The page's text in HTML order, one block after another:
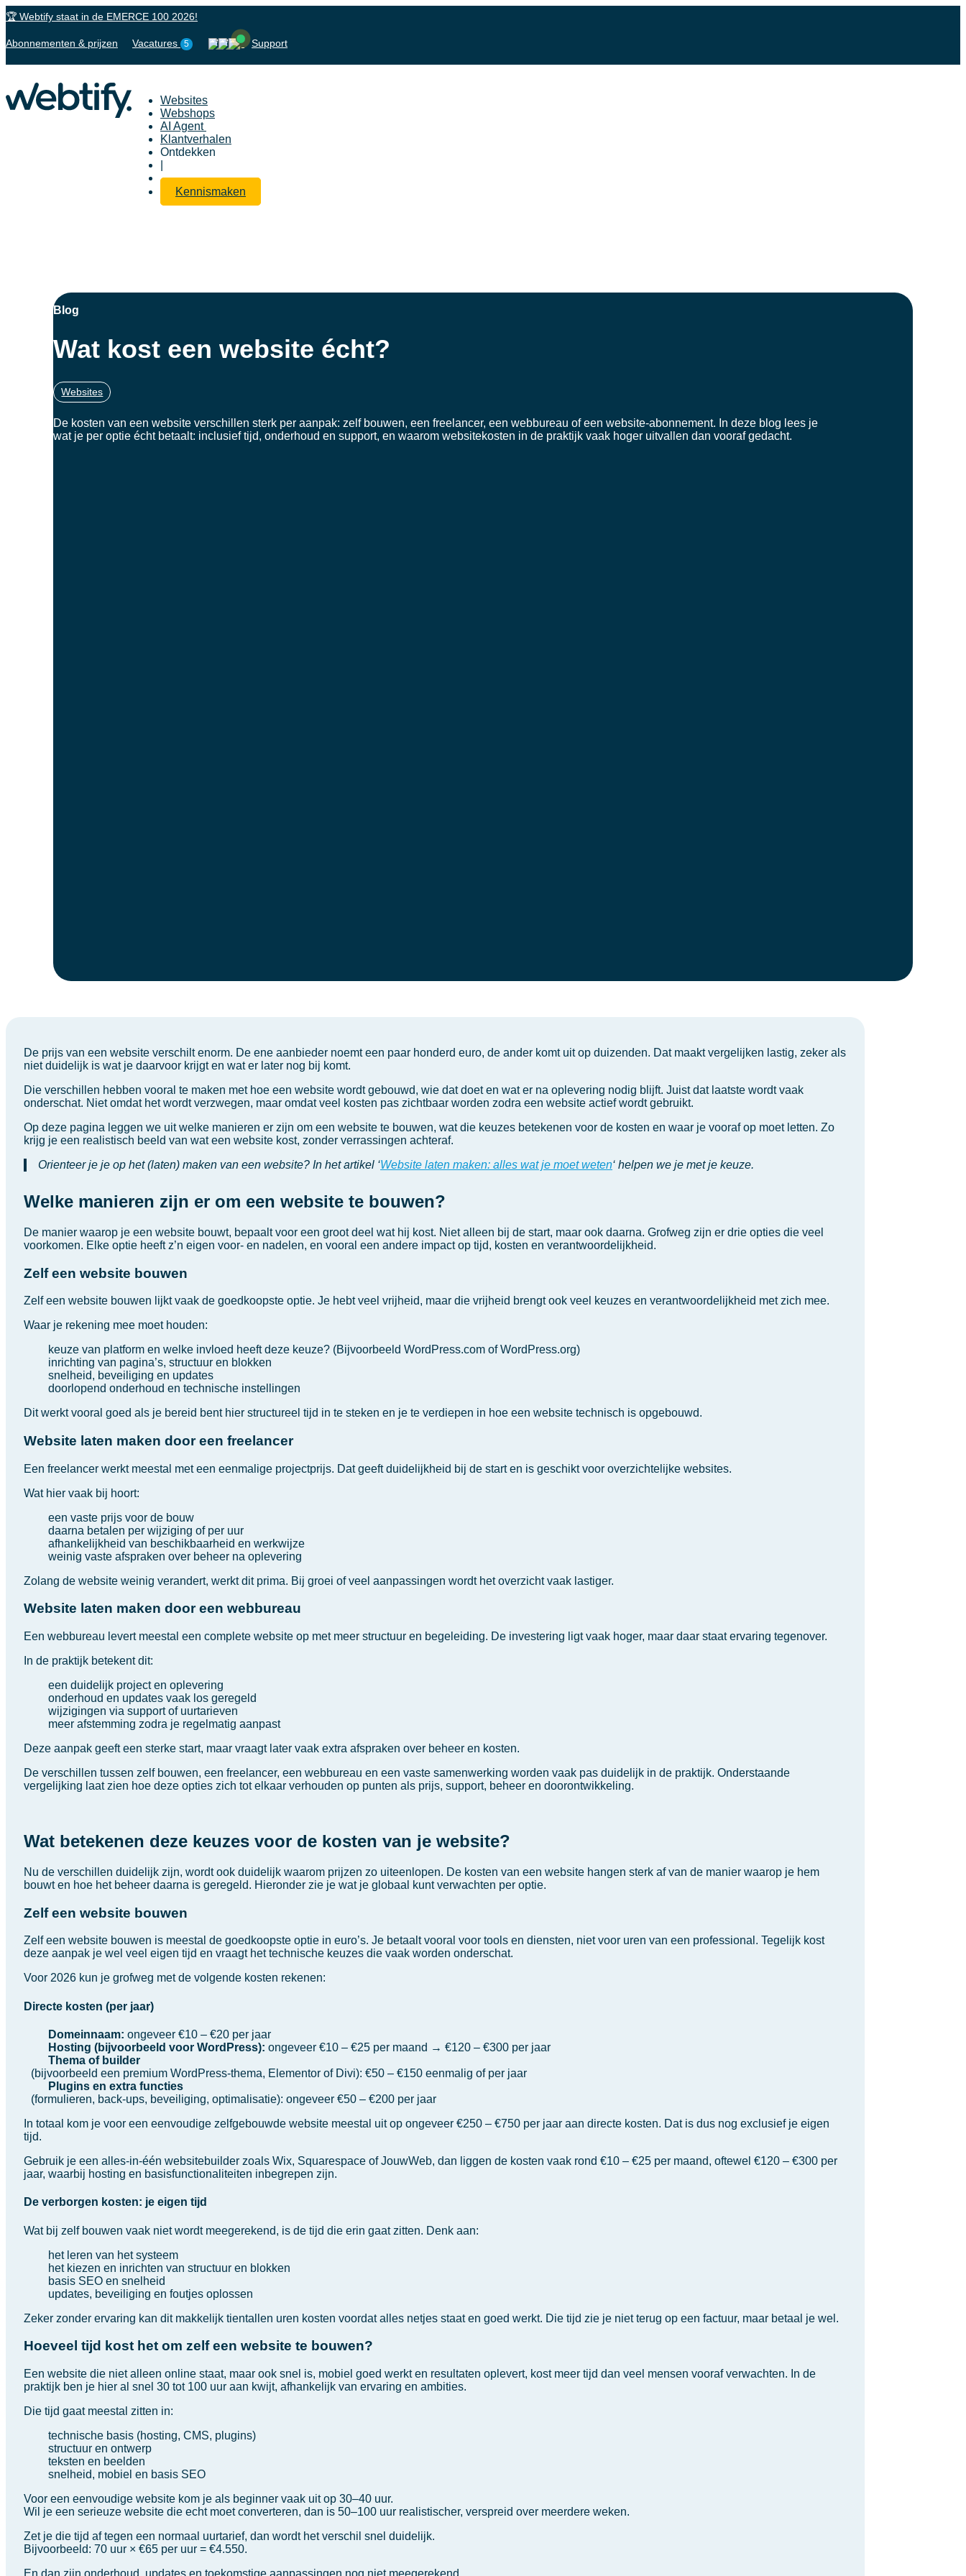
🏆 Webtify staat in de EMERCE 100 2026!
Abonnementen & prijzen Vacatures 5 Support
Websites
Webshops
AI Agent
Klantverhalen
Ontdekken
Kennismaken
Blog
Wat kost een website écht?
Websites
De kosten van een website verschillen sterk per aanpak: zelf bouwen, een freelancer, een webbureau of een website-abonnement. In deze blog lees je
wat je per optie écht betaalt: inclusief tijd, onderhoud en support, en waarom websitekosten in de praktijk vaak hoger uitvallen dan vooraf gedacht.
De prijs van een website verschilt enorm. De ene aanbieder noemt een paar honderd euro, de ander komt uit op duizenden. Dat maakt vergelijken lastig, zeker als
niet duidelijk is wat je daarvoor krijgt en wat er later nog bij komt.
Die verschillen hebben vooral te maken met hoe een website wordt gebouwd, wie dat doet en wat er na oplevering nodig blijft. Juist dat laatste wordt vaak
onderschat. Niet omdat het wordt verzwegen, maar omdat veel kosten pas zichtbaar worden zodra een website actief wordt gebruikt.
Op deze pagina leggen we uit welke manieren er zijn om een website te bouwen, wat die keuzes betekenen voor de kosten en waar je vooraf op moet letten. Zo
krijg je een realistisch beeld van wat een website kost, zonder verrassingen achteraf.
Orienteer je je op het (laten) maken van een website? In het artikel ‘Website laten maken: alles wat je moet weten‘ helpen we je met je keuze.
Welke manieren zijn er om een website te bouwen?
De manier waarop je een website bouwt, bepaalt voor een groot deel wat hij kost. Niet alleen bij de start, maar ook daarna. Grofweg zijn er drie opties die veel
voorkomen. Elke optie heeft z’n eigen voor- en nadelen, en vooral een andere impact op tijd, kosten en verantwoordelijkheid.
Zelf een website bouwen
Zelf een website bouwen lijkt vaak de goedkoopste optie. Je hebt veel vrijheid, maar die vrijheid brengt ook veel keuzes en verantwoordelijkheid met zich mee.
Waar je rekening mee moet houden:
keuze van platform en welke invloed heeft deze keuze? (Bijvoorbeeld WordPress.com of WordPress.org)
inrichting van pagina’s, structuur en blokken
snelheid, beveiliging en updates
doorlopend onderhoud en technische instellingen
Dit werkt vooral goed als je bereid bent hier structureel tijd in te steken en je te verdiepen in hoe een website technisch is opgebouwd.
Website laten maken door een freelancer
Een freelancer werkt meestal met een eenmalige projectprijs. Dat geeft duidelijkheid bij de start en is geschikt voor overzichtelijke websites.
Wat hier vaak bij hoort:
een vaste prijs voor de bouw
daarna betalen per wijziging of per uur
afhankelijkheid van beschikbaarheid en werkwijze
weinig vaste afspraken over beheer na oplevering
Zolang de website weinig verandert, werkt dit prima. Bij groei of veel aanpassingen wordt het overzicht vaak lastiger.
Website laten maken door een webbureau
Een webbureau levert meestal een complete website op met meer structuur en begeleiding. De investering ligt vaak hoger, maar daar staat ervaring tegenover.
In de praktijk betekent dit:
een duidelijk project en oplevering
onderhoud en updates vaak los geregeld
wijzigingen via support of uurtarieven
meer afstemming zodra je regelmatig aanpast
Deze aanpak geeft een sterke start, maar vraagt later vaak extra afspraken over beheer en kosten.
De verschillen tussen zelf bouwen, een freelancer, een webbureau en een vaste samenwerking worden vaak pas duidelijk in de praktijk. Onderstaande
vergelijking laat zien hoe deze opties zich tot elkaar verhouden op punten als prijs, support, beheer en doorontwikkeling.
Wat betekenen deze keuzes voor de kosten van je website?
Nu de verschillen duidelijk zijn, wordt ook duidelijk waarom prijzen zo uiteenlopen. De kosten van een website hangen sterk af van de manier waarop je hem
bouwt en hoe het beheer daarna is geregeld. Hieronder zie je wat je globaal kunt verwachten per optie.
Zelf een website bouwen
Zelf een website bouwen is meestal de goedkoopste optie in euro’s. Je betaalt vooral voor tools en diensten, niet voor uren van een professional. Tegelijk kost
deze aanpak je wel veel eigen tijd en vraagt het technische keuzes die vaak worden onderschat.
Voor 2026 kun je grofweg met de volgende kosten rekenen:
Directe kosten (per jaar)
Domeinnaam: ongeveer €10 – €20 per jaar
Hosting (bijvoorbeeld voor WordPress): ongeveer €10 – €25 per maand → €120 – €300 per jaar
Thema of builder
(bijvoorbeeld een premium WordPress-thema, Elementor of Divi): €50 – €150 eenmalig of per jaar
Plugins en extra functies
(formulieren, back-ups, beveiliging, optimalisatie): ongeveer €50 – €200 per jaar
In totaal kom je voor een eenvoudige zelfgebouwde website meestal uit op ongeveer €250 – €750 per jaar aan directe kosten. Dat is dus nog exclusief je eigen
tijd.
Gebruik je een alles-in-één websitebuilder zoals Wix, Squarespace of JouwWeb, dan liggen de kosten vaak rond €10 – €25 per maand, oftewel €120 – €300 per
jaar, waarbij hosting en basisfunctionaliteiten inbegrepen zijn.
De verborgen kosten: je eigen tijd
Wat bij zelf bouwen vaak niet wordt meegerekend, is de tijd die erin gaat zitten. Denk aan:
het leren van het systeem
het kiezen en inrichten van structuur en blokken
basis SEO en snelheid
updates, beveiliging en foutjes oplossen
Zeker zonder ervaring kan dit makkelijk tientallen uren kosten voordat alles netjes staat en goed werkt. Die tijd zie je niet terug op een factuur, maar betaal je wel.
Hoeveel tijd kost het om zelf een website te bouwen?
Een website die niet alleen online staat, maar ook snel is, mobiel goed werkt en resultaten oplevert, kost meer tijd dan veel mensen vooraf verwachten. In de
praktijk ben je hier al snel 30 tot 100 uur aan kwijt, afhankelijk van ervaring en ambities.
Die tijd gaat meestal zitten in:
technische basis (hosting, CMS, plugins)
structuur en ontwerp
teksten en beelden
snelheid, mobiel en basis SEO
Voor een eenvoudige website kom je als beginner vaak uit op 30–40 uur.
Wil je een serieuze website die echt moet converteren, dan is 50–100 uur realistischer, verspreid over meerdere weken.
Zet je die tijd af tegen een normaal uurtarief, dan wordt het verschil snel duidelijk.
Bijvoorbeeld: 70 uur × €65 per uur = €4.550.
En dan zijn onderhoud, updates en toekomstige aanpassingen nog niet meegerekend.